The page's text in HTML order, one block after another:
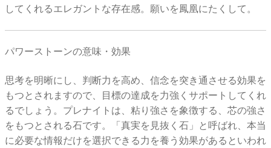
してくれるエレガントな存在感。願いを鳳凰にたくして。
パワーストーンの意味・効果
思考を明晰にし、判断力を高め、信念を突き通させる効果を
もつとされますので、目標の達成を力強くサポートしてくれ
るでしょう。プレナイトは、粘り強さを象徴する、芯の強さ
をもつとされる石です。「真実を見抜く石」と呼ばれ、本当
に必要な情報だけを選択できる力を養う効果があるといわれ